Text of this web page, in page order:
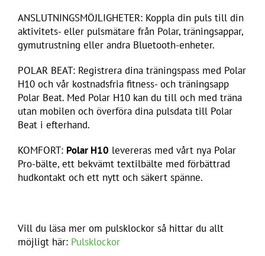
ANSLUTNINGSMÖJLIGHETER: Koppla din puls till din
aktivitets- eller pulsmätare från Polar, träningsappar,
gymutrustning eller andra Bluetooth-enheter.
POLAR BEAT: Registrera dina träningspass med Polar
H10 och vår kostnadsfria fitness- och träningsapp
Polar Beat. Med Polar H10 kan du till och med träna
utan mobilen och överföra dina pulsdata till Polar
Beat i efterhand.
KOMFORT: Polar H10 levereras med vårt nya Polar
Pro-bälte, ett bekvämt textilbälte med förbättrad
hudkontakt och ett nytt och säkert spänne.
Vill du läsa mer om pulsklockor så hittar du allt
möjligt här: Pulsklockor